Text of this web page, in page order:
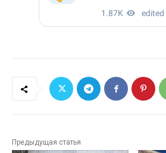
Предыдущая статья